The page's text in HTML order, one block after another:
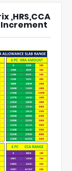
,HRS,CCA
Increment